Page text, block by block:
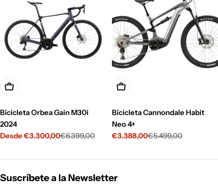
Opciones
Bicicleta Orbea Gain M30i
2024
Precio
venta
Desde €3.300,00
Precio
€6.399,00
Opciones
Bicicleta Cannondale Habit
Neo 4+
Precio
venta
€3.388,00
Precio
€5.499,00
Suscríbete a la Newsletter